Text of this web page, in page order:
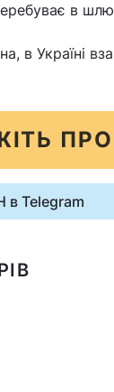
в
в Україні
в Telegram